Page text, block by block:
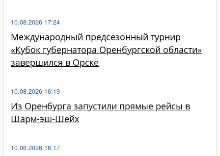
Международный предсезонный турнир
«Кубок губернатора Оренбургской области»
завершился в Орске
10.08.2026 17:24
Из Оренбурга запустили прямые рейсы в
Шарм-эш-Шейх
10.08.2026 16:19
10.08.2026 16:17